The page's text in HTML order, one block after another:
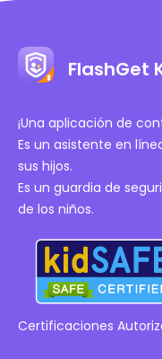
FlashGet
¡Una aplicación de
Es un asistente en
sus hijos.
Es un guardia de
de los niños.
Certificaciones